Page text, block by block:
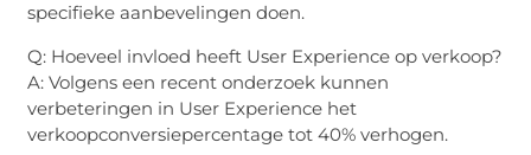
specifieke aanbevelingen doen.
Q: Hoeveel invloed heeft User Experience op verkoop?
A: Volgens een recent onderzoek kunnen
verbeteringen in User Experience het
verkoopconversiepercentage tot 40% verhogen.